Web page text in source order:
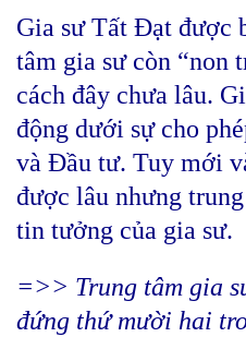
Gia sư Tất Đạt được
tâm gia sư còn “non
cách đây chưa lâu.
động dưới sự cho
và Đầu tư. Tuy mới
được lâu nhưng
tin tưởng của gia sư.
=>> Trung tâm gia
đứng thứ mười hai